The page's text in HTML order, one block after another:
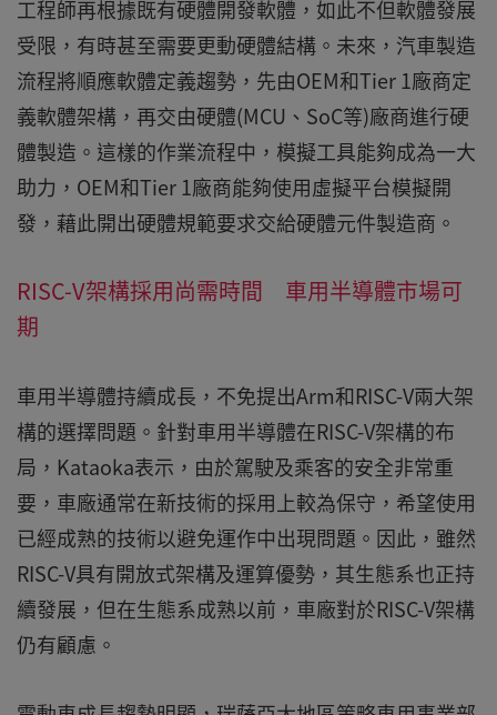
工程師再根據既有硬體開發軟體，如此不但軟體發展
受限，有時甚至需要更動硬體結構。未來，汽車製造
流程將順應軟體定義趨勢，先由OEM和Tier 1廠商定
義軟體架構，再交由硬體(MCU、SoC等)廠商進行硬
體製造。這樣的作業流程中，模擬工具能夠成為一大
助力，OEM和Tier 1廠商能夠使用虛擬平台模擬開
發，藉此開出硬體規範要求交給硬體元件製造商。
RISC-V架構採用尚需時間 車用半導體市場可
期
車用半導體持續成長，不免提出Arm和RISC-V兩大架
構的選擇問題。針對車用半導體在RISC-V架構的布
局，Kataoka表示，由於駕駛及乘客的安全非常重
要，車廠通常在新技術的採用上較為保守，希望使用
已經成熟的技術以避免運作中出現問題。因此，雖然
RISC-V具有開放式架構及運算優勢，其生態系也正持
續發展，但在生態系成熟以前，車廠對於RISC-V架構
仍有顧慮。